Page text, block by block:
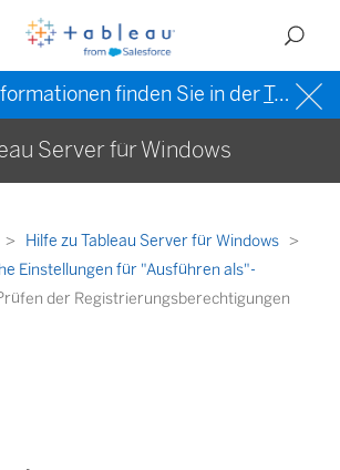
finden Sie in derTableau-Hilfe in englischer Sprache (US)
Server für Windows
Hilfe zu Tableau Server für Windows
Einstellungen für "Ausführen als"-
der Registrierungsberechtigungen